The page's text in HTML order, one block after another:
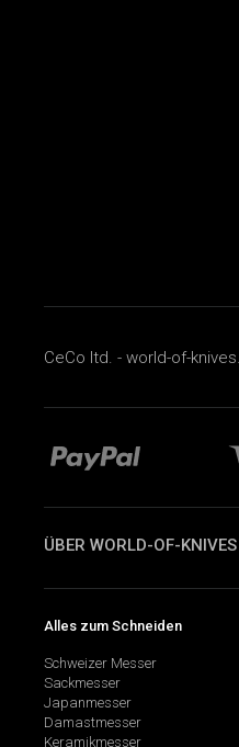
CeCo ltd. - world-of-
ÜBER WORLD-OF-KNIVES
Alles zum Schneiden
Schweizer Messer
Sackmesser
Japanmesser
Damastmesser
Keramikmesser